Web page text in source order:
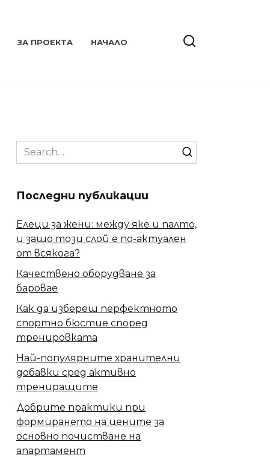
ЗА ПРОЕКТА НАЧАЛО
Search
for:
Последни публикации
Елеци за жени: между яке и палто,
и защо този слой е по-актуален
от всякога?
Качествено оборудване за
баровае
Как да избереш перфектното
спортно бюстие според
тренировката
Най-популярните хранителни
добавки сред активно
трениращите
Добрите практики при
формирането на цените за
основно почистване на
апартамент